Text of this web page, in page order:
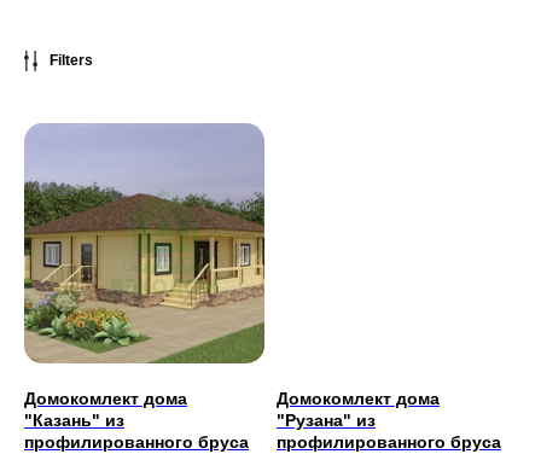
Filters
Домокомлект дома
"Казань" из
профилированного бруса
Домокомлект дома
"Рузана" из
профилированного бруса